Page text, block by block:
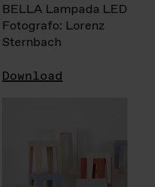
BELLA Lampada LED
Fotografo: Lorenz
Sternbach
Download